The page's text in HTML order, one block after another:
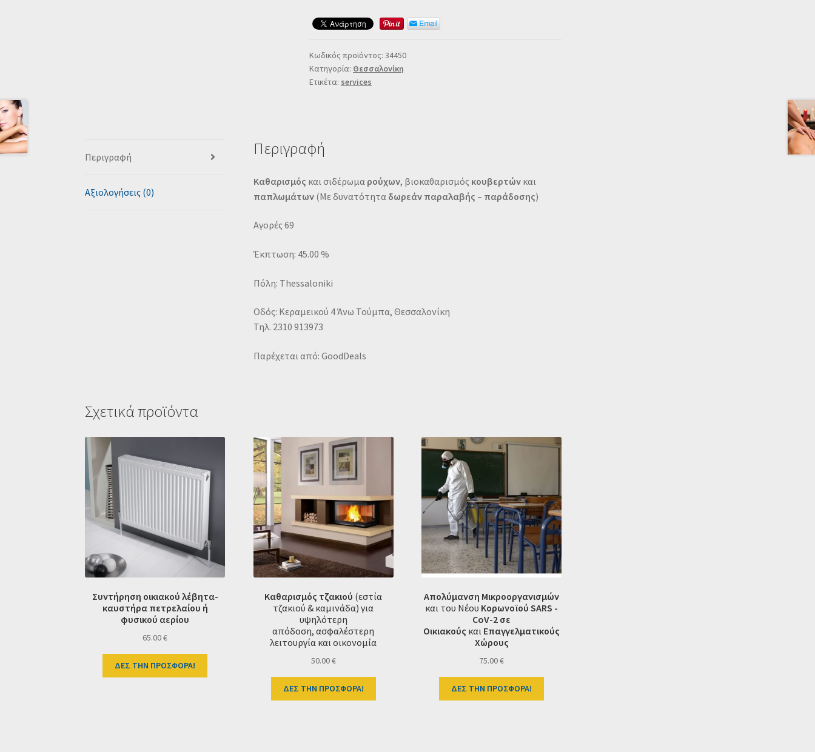
Κωδικός προϊόντος:34450
Κατηγορία: Θεσσαλονίκη
Ετικέτα: services
Περιγραφή
Αξιολογήσεις (0)
Περιγραφή
Καθαρισμός και σιδέρωμα ρούχων, βιοκαθαρισμός κουβερτών και
παπλωμάτων (Με δυνατότητα δωρεάν παραλαβής – παράδοσης)
Αγορές 69
Έκπτωση: 45.00 %
Πόλη: Thessaloniki
Οδός: Κεραμεικού 4 Άνω Τούμπα, Θεσσαλονίκη
Τηλ. 2310 913973
Παρέχεται από: GoodDeals
Σχετικά προϊόντα
Συντήρηση οικιακού λέβητα-
καυστήρα πετρελαίου ή
φυσικού αερίου
65.00€
ΔΕΣ ΤΗΝ ΠΡΟΣΦΟΡΑ!
Καθαρισμός τζακιού (εστία
τζακιού & καμινάδα) για
υψηλότερη
απόδοση, ασφαλέστερη
λειτουργία και οικονομία
50.00€
ΔΕΣ ΤΗΝ ΠΡΟΣΦΟΡΑ!
Απολύμανση Μικροοργανισμών
και του Νέου Κορωνοϊού SARS -
CoV-2 σε
Οικιακούς και Επαγγελματικούς
Χώρους
75.00€
ΔΕΣ ΤΗΝ ΠΡΟΣΦΟΡΑ!